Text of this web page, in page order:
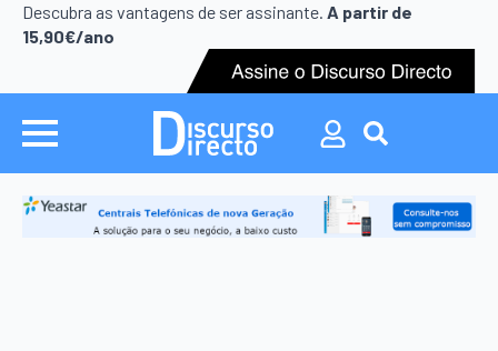
Descubra as vantagens de ser assinante. A partir de
15,90€/ano
Search
for:
Search